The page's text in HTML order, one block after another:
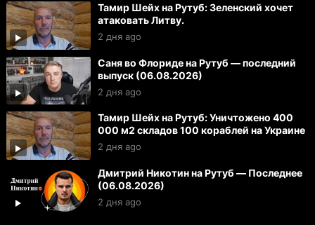
Тамир Шейх на Рутуб: Зеленский хочет
атаковать Литву.
2 дня ago
Саня во Флориде на Рутуб — последний
выпуск (06.08.2026)
2 дня ago
Тамир Шейх на Рутуб: Уничтожено 400
000 м2 складов 100 кораблей на Украине
2 дня ago
Дмитрий Никотин на Рутуб — Последнее
(06.08.2026)
2 дня ago